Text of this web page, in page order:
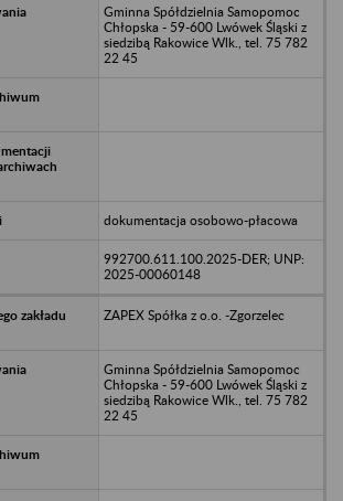
Gminna Spółdzielnia Samopomoc
Chłopska - 59-600 Lwówek Śląski z
siedzibą Rakowice Wlk., tel. 75 782
22 45
dokumentacja osobowo-płacowa
992700.611.100.2025-DER; UNP:
2025-00060148
ZAPEX Spółka z o.o. -Zgorzelec
Gminna Spółdzielnia Samopomoc
Chłopska - 59-600 Lwówek Śląski z
siedzibą Rakowice Wlk., tel. 75 782
22 45